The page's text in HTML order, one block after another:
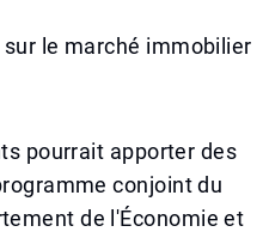
le marché immobilier
pourrait apporter des
conjoint du
de l'Économie et